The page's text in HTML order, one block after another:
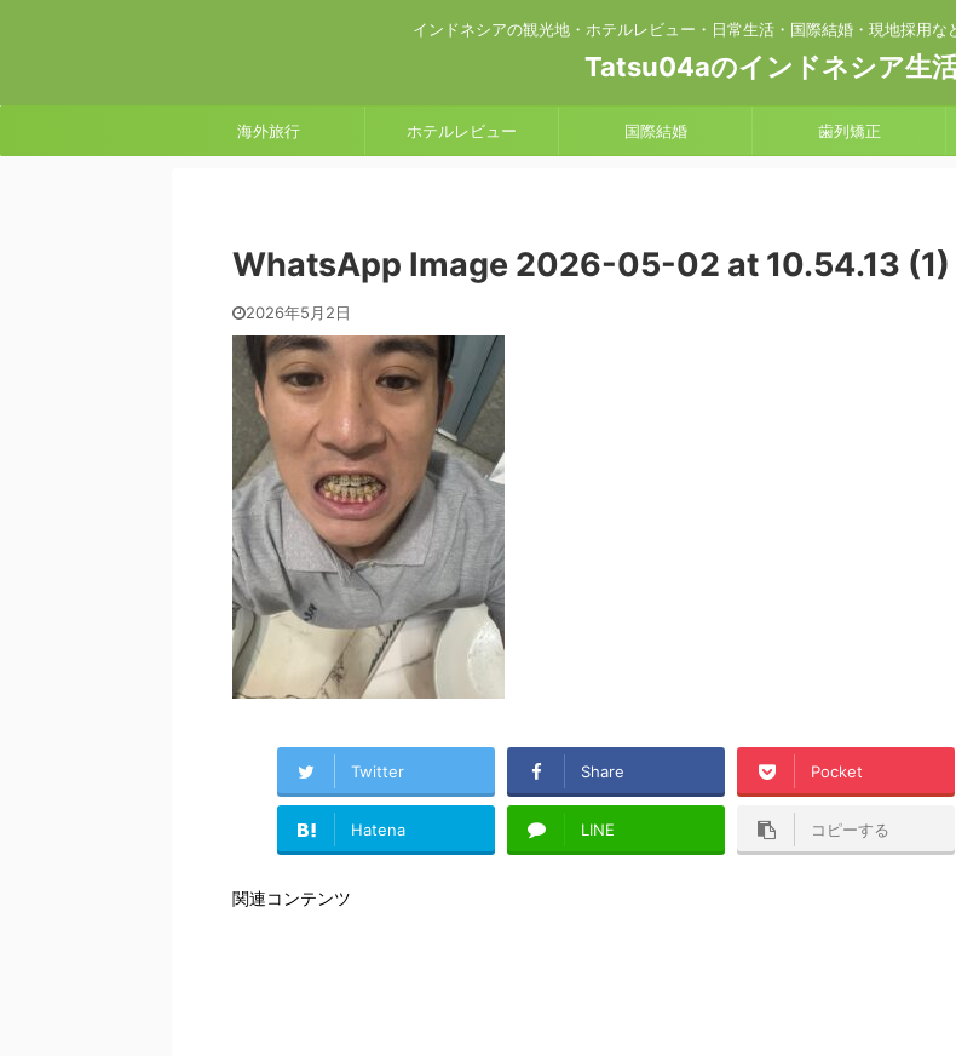
インドネシアの観光地・ホテルレビュー・日常生活・国際結婚・現地採用な
Tatsu04aのインドネシア生
海外旅行 ホテルレビュー 国際結婚 歯列矯正
WhatsApp Image 2026-05-02 at 10.54.13 (1)
2026年5月2日
Twitter Share Pocket
Hatena LINE コピーする
関連コンテンツ